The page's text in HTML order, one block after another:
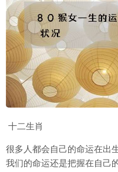
十二生肖
很多人都会自己的命运在出
我们的命运还是把握在自己